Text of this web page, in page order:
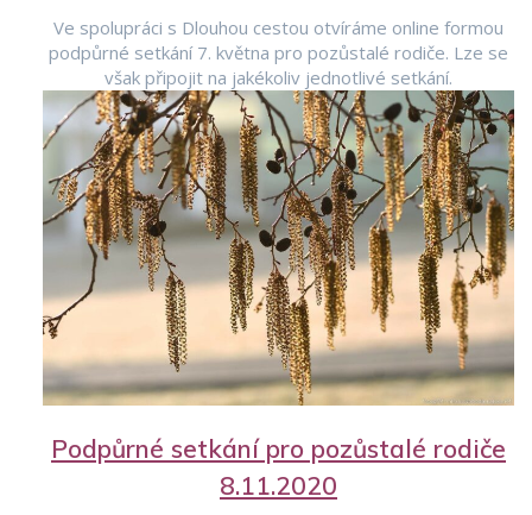
Ve spolupráci s Dlouhou cestou otvíráme online formou
podpůrné setkání 7. května pro pozůstalé rodiče. Lze se
však připojit na jakékoliv jednotlivé setkání.
Podpůrné setkání pro pozůstalé rodiče
8.11.2020